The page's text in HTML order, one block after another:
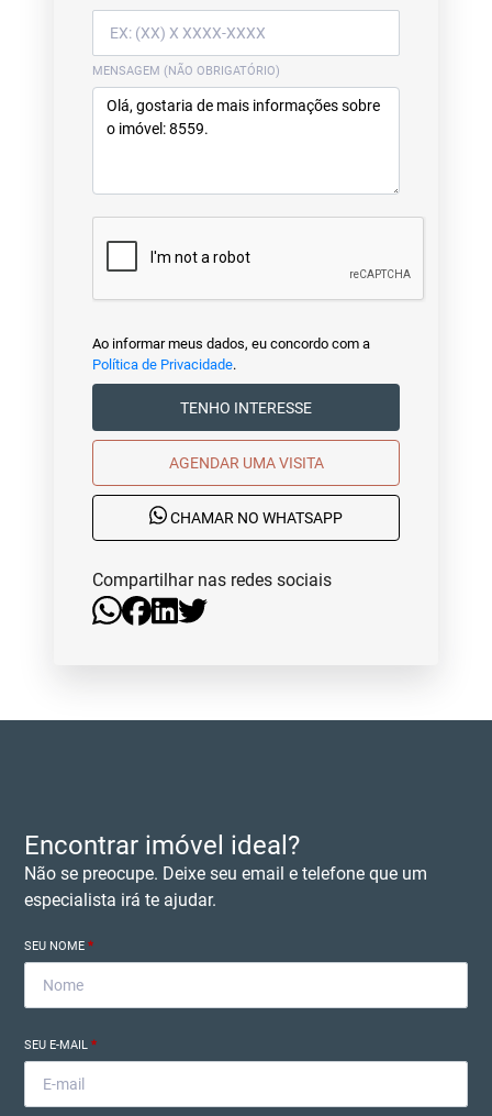
MENSAGEM (NÃO OBRIGATÓRIO)
Ao informar meus dados, eu concordo com a
Política de Privacidade.
TENHO INTERESSE
AGENDAR UMA VISITA
CHAMAR NO WHATSAPP
Compartilhar nas redes sociais
Encontrar imóvel ideal?
Não se preocupe. Deixe seu email e telefone que um
especialista irá te ajudar.
SEU NOME*
SEU E-MAIL*